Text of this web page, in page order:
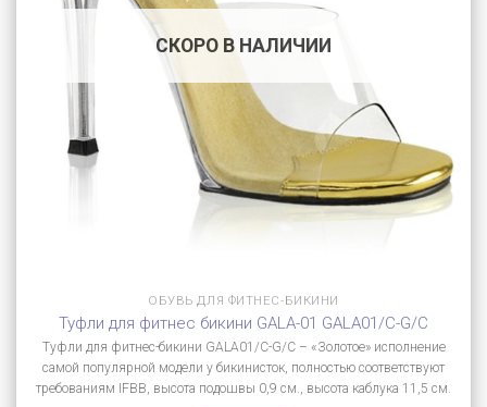
СКОРО В НАЛИЧИИ
ОБУВЬ ДЛЯ ФИТНЕС-БИКИНИ
Туфли для фитнес бикини GALA-01 GALA01/C-G/C
Туфли для фитнес-бикини GALA01/C-G/C – «Золотое» исполнение
самой популярной модели у бикинисток, полностью соответствуют
требованиям IFBB, высота подошвы 0,9 см., высота каблука 11,5 см.